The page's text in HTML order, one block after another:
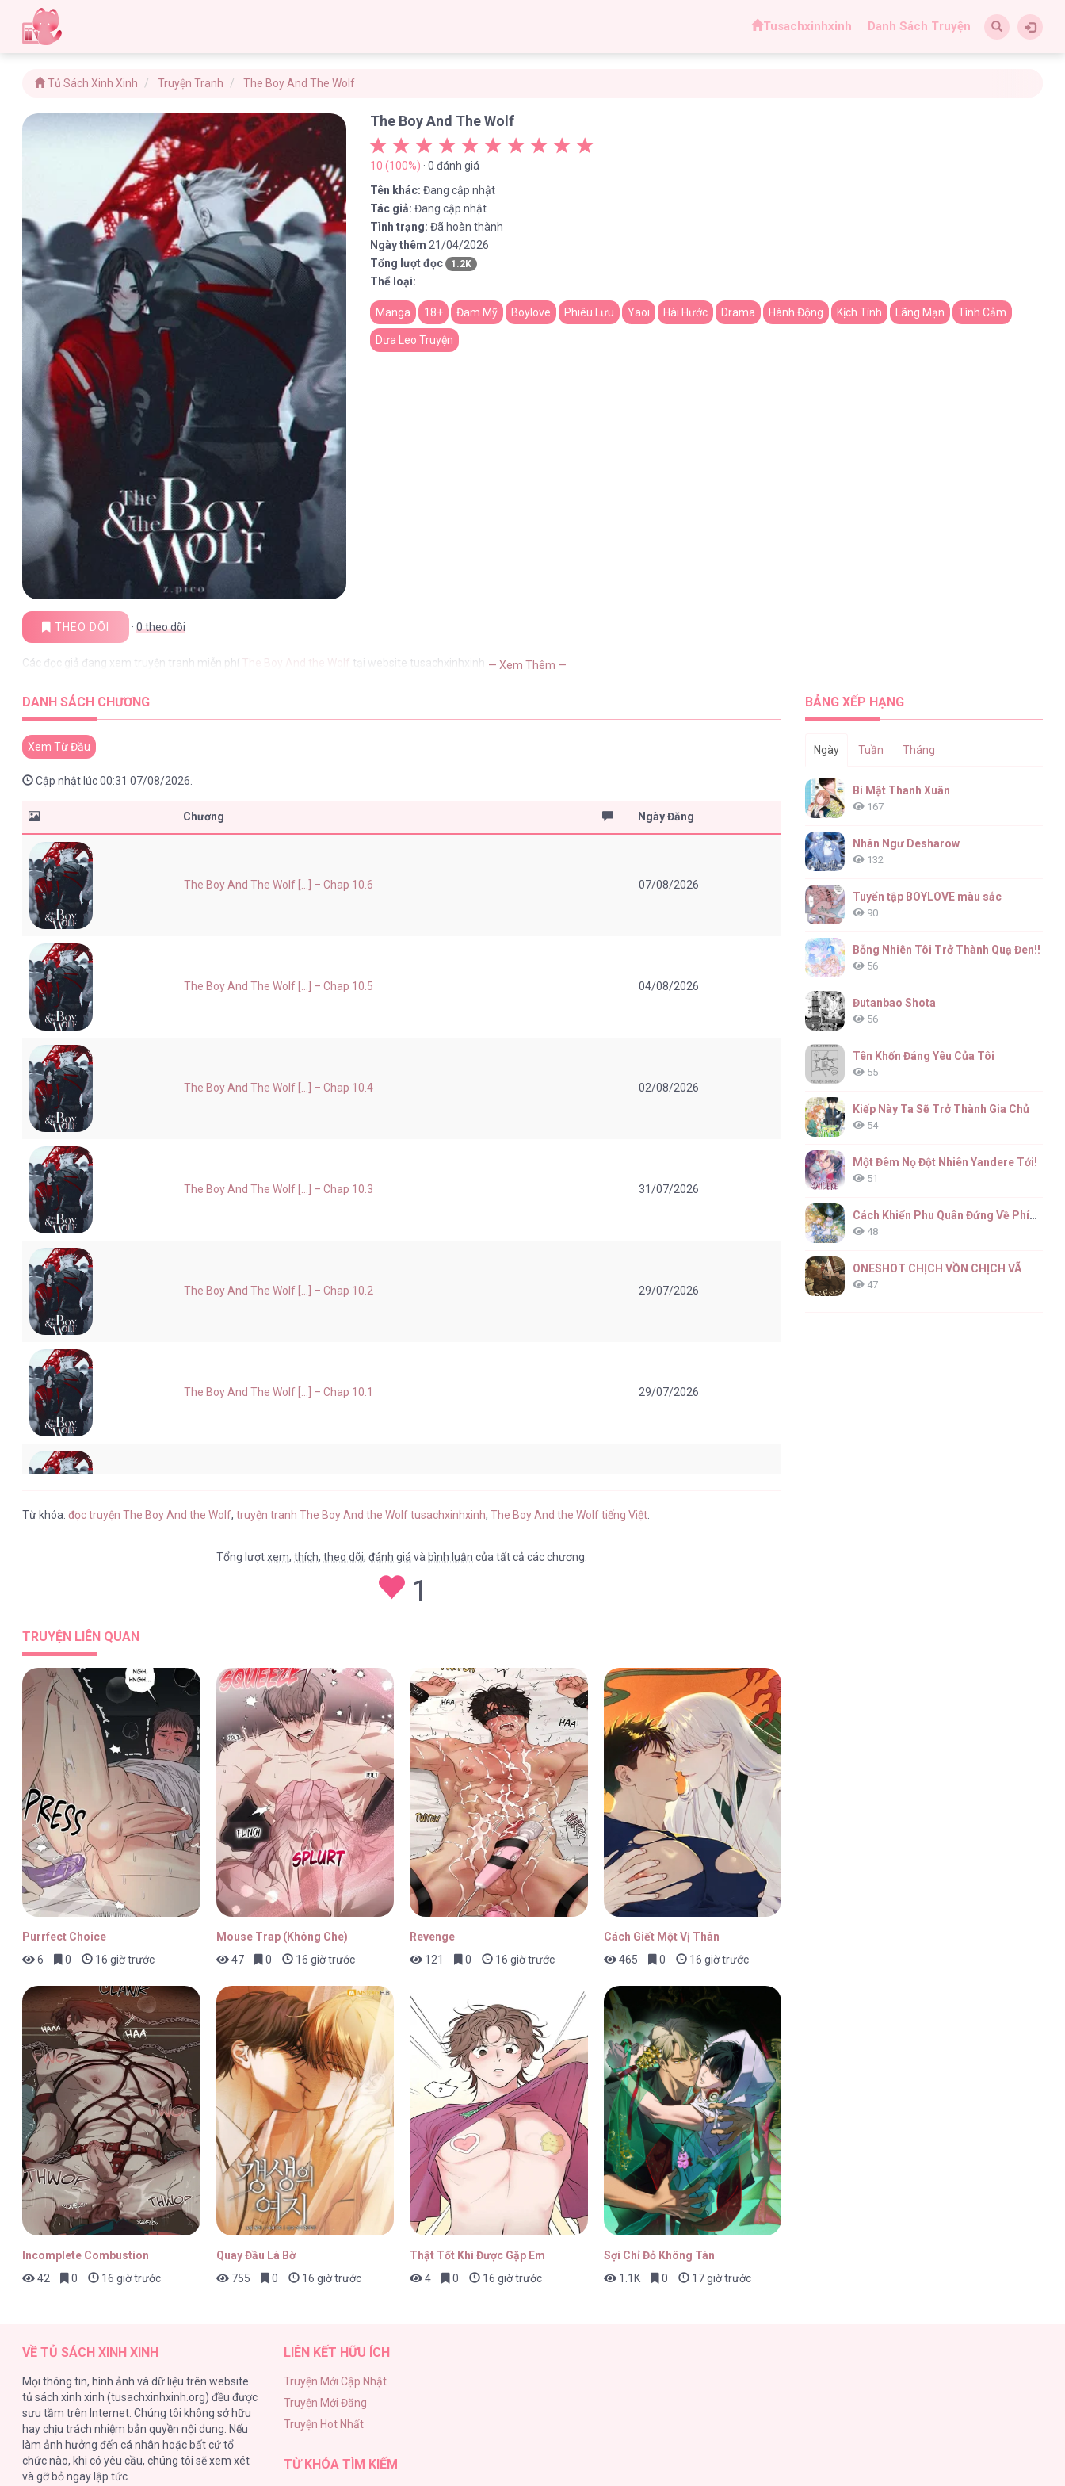
Tusachxinhxinh Danh Sách Truyện
Tủ Sách Xinh Xinh Truyện Tranh The Boy And The Wolf
The Boy And The Wolf
10 (100%) · 0 đánh giá
Tên khác: Đang cập nhật
Tác giả: Đang cập nhật
Tình trạng: Đã hoàn thành
Ngày thêm 21/04/2026
Tổng lượt đọc
1.2K
Thể loại:
Manga 18+ Đam Mỹ Boylove Phiêu Lưu Yaoi Hài Hước Drama Hành Động Kịch Tính Lãng Mạn Tình Cảm
Dưa Leo Truyện
THEO DÕI ·0theo dõi
Các đọc giả đang xem truyện tranh miễn phí The Boy And the Wolf tại website tusachxinhxinh — Xem Thêm —
DANH SÁCH CHƯƠNG
Xem Từ Đầu
Cập nhật lúc 00:31 07/08/2026.
Chương Ngày Đăng
The Boy And The Wolf [...] – Chap 10.6 07/08/2026
The Boy And The Wolf [...] – Chap 10.5 04/08/2026
The Boy And The Wolf [...] – Chap 10.4 02/08/2026
The Boy And The Wolf [...] – Chap 10.3 31/07/2026
The Boy And The Wolf [...] – Chap 10.2 29/07/2026
The Boy And The Wolf [...] – Chap 10.1 29/07/2026
The Boy And The Wolf [...] – Chap 9.4 23/07/2026
The Boy And The Wolf [...] – Chap 9.3 22/07/2026
The Boy And The Wolf [...] – Chap 9.2 17/07/2026
The Boy And The Wolf [...] – Chap 9.1 13/07/2026
The Boy And The Wolf [...] – Chap 8.5 10/07/2026
The Boy And The Wolf [...] – Chap 8.4 07/07/2026
The Boy And The Wolf [...] – Chap 8.2
Từ khóa:đọc truyện The Boy And the Wolf,truyện tranh The Boy And the Wolf tusachxinhxinh,The Boy And the Wolf tiếng Việt
Tổng lượtxem,thích,theo dõi,đánh giá và bình luận của tất cả các chương.
1
TRUYỆN LIÊN QUAN
Purrfect Choice
6
0 16 giờ trước
Mouse Trap (Không Che)
47
0 16 giờ trước
Revenge
121
0 16 giờ trước
Cách Giết Một Vị Thân
465
0 16 giờ trước
Incomplete Combustion
42
0 16 giờ trước
Quay Đầu Là Bờ
755
0 16 giờ trước
Thật Tốt Khi Được Gặp Em
4
0 16 giờ trước
Sợi Chỉ Đỏ Không Tàn
1.1K
0 17 giờ trước
BẢNG XẾP HẠNG
Ngày Tuần Tháng
Bí Mật Thanh Xuân
167
Nhân Ngư Desharow
132
Tuyển tập BOYLOVE màu sắc
90
Bỗng Nhiên Tôi Trở Thành Quạ Đen!!
56
Đutanbao Shota
56
Tên Khốn Đáng Yêu Của Tôi
55
Kiếp Này Ta Sẽ Trở Thành Gia Chủ
54
Một Đêm Nọ Đột Nhiên Yandere Tới!
51
Cách Khiến Phu Quân Đứng Về Phía Tôi
48
ONESHOT CHỊCH VỒN CHỊCH VÃ
47
VỀ TỦ SÁCH XINH XINH
Mọi thông tin, hình ảnh và dữ liệu trên website
tủ sách xinh xinh (tusachxinhxinh.org) đều được
sưu tầm trên Internet. Chúng tôi không sở hữu
hay chịu trách nhiệm bản quyền nội dung. Nếu
làm ảnh hưởng đến cá nhân hoặc bất cứ tổ
chức nào, khi có yêu cầu, chúng tôi sẽ xem xét
và gỡ bỏ ngay lập tức.
LIÊN KẾT HỮU ÍCH
Truyện Mới Cập Nhật
Truyện Mới Đăng
Truyện Hot Nhất
TỪ KHÓA TÌM KIẾM